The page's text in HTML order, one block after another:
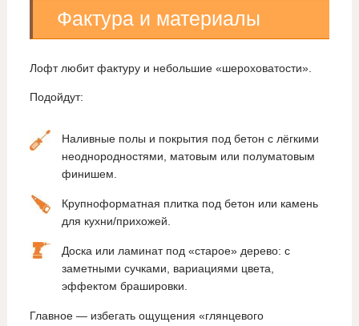
Фактура и материалы
Лофт любит фактуру и небольшие «шероховатости».
Подойдут:
Наливные полы и покрытия под бетон с лёгкими
неоднородностями, матовым или полуматовым
финишем.
Крупноформатная плитка под бетон или камень
для кухни/прихожей.
Доска или ламинат под «старое» дерево: с
заметными сучками, вариациями цвета,
эффектом брашировки.
Главное — избегать ощущения «глянцевого